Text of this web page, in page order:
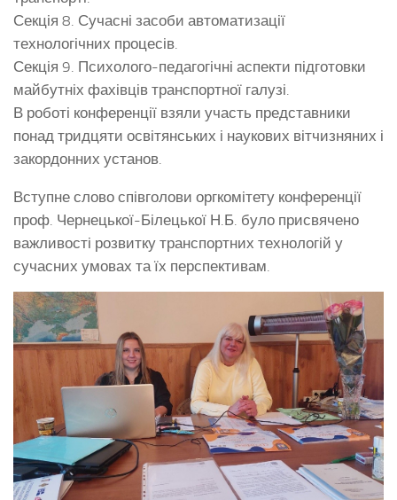
Секція 8. Сучасні засоби автоматизації
технологічних процесів.
Секція 9. Психолого-педагогічні аспекти підготовки
майбутніх фахівців транспортної галузі.
В роботі конференції взяли участь представники
понад тридцяти освітянських і наукових вітчизняних і
закордонних установ.
Вступне слово співголови оргкомітету конференції
проф. Чернецької-Білецької Н.Б. було присвячено
важливості розвитку транспортних технологій у
сучасних умовах та їх перспективам.